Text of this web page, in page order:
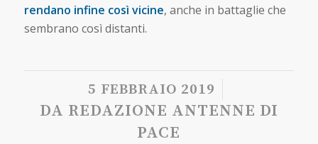
rendano infine così vicine, anche in battaglie che
sembrano così distanti.
5 FEBBRAIO 2019
/
DA REDAZIONE ANTENNE DI
PACE